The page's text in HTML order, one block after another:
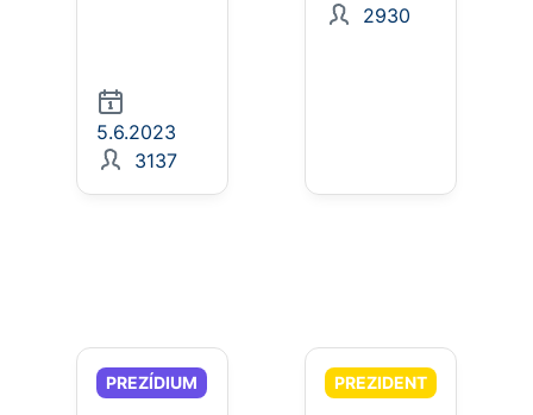
5.6.2023
3137
2930
PREZÍDIUM PREZIDENT